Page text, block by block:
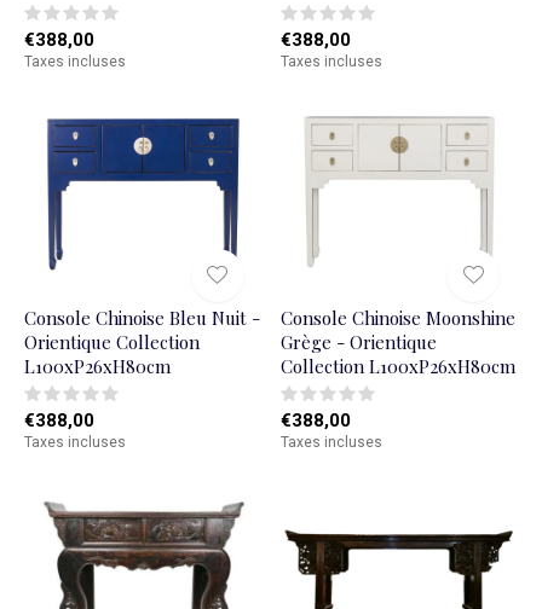
€388,00
Taxes incluses
€388,00
Taxes incluses
Console Chinoise Bleu Nuit -
Orientique Collection
L100xP26xH80cm
€388,00
Taxes incluses
Console Chinoise Moonshine
Grège - Orientique
Collection L100xP26xH80cm
€388,00
Taxes incluses